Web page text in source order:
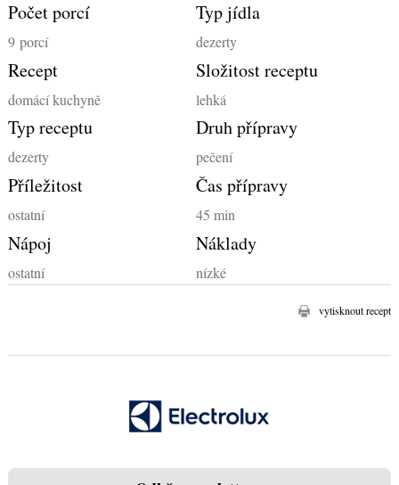
Počet porcí
9porcí
Typ jídla
dezerty
Recept
domácí kuchyně
Složitost receptu
lehká
Typ receptu
dezerty
Druh přípravy
pečení
Příležitost
ostatní
Čas přípravy
45 min
Nápoj
ostatní
Náklady
nízké
vytisknout recept